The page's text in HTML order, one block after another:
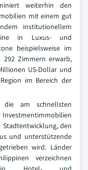
weiterhin den
mit einem gut
institutionellem
in Luxus- und
beispielsweise im
Zimmern erwarb,
US-Dollar und
im Bereich der
die am schnellsten
Investmentimmobilien
Stadtentwicklung, den
und unterstützende
wird. Länder
verzeichnen